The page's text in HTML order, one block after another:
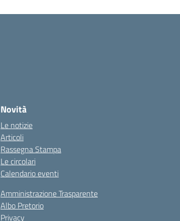
Novità
Le notizie
Articoli
Rassegna Stampa
Le circolari
Calendario eventi
Amministrazione Trasparente
Albo Pretorio
Privacy